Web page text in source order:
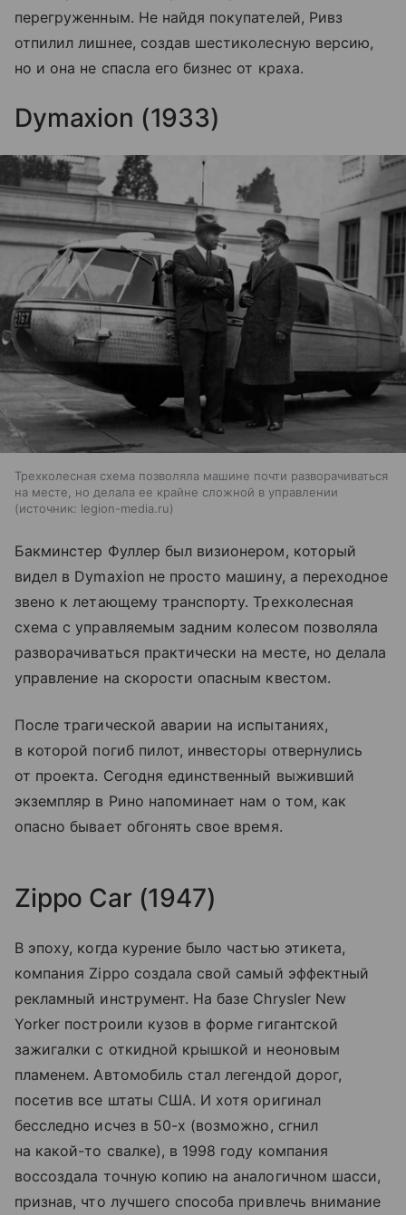
перегруженным. Не найдя покупателей, Ривз
отпилил лишнее, создав шестиколесную версию,
но и она не спасла его бизнес от краха.
Dymaxion (1933)
Трехколесная схема позволяла машине почти разворачиваться
на месте, но делала ее крайне сложной в управлении
источник: legion-media.ru
Бакминстер Фуллер был визионером, который
видел в Dymaxion не просто машину, а переходное
звено к летающему транспорту. Трехколесная
схема с управляемым задним колесом позволяла
разворачиваться практически на месте, но делала
управление на скорости опасным квестом.
После трагической аварии на испытаниях,
в которой погиб пилот, инвесторы отвернулись
от проекта. Сегодня единственный выживший
экземпляр в Рино напоминает нам о том, как
опасно бывает обгонять свое время.
Zippo Car (1947)
В эпоху, когда курение было частью этикета,
компания Zippo создала свой самый эффектный
рекламный инструмент. На базе Chrysler New
Yorker построили кузов в форме гигантской
зажигалки с откидной крышкой и неоновым
пламенем. Автомобиль стал легендой дорог,
посетив все штаты США. И хотя оригинал
бесследно исчез в 50-х (возможно, сгнил
на какой-то свалке), в 1998 году компания
воссоздала точную копию на аналогичном шасси,
признав, что лучшего способа привлечь внимание